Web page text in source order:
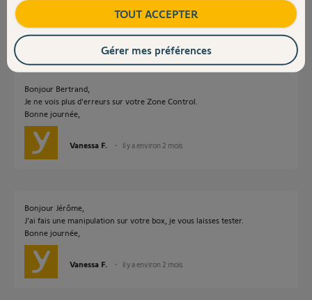
Jérôme D. il y a environ 2 mois
Bonjour Bertrand,
Je ne vois plus d'erreurs sur votre Zone Control.
Bonne journée,
Vanessa F. il y a environ 2 mois
Bonjour Jérôme,
J'ai fais une manipulation sur votre box, je vous laisses tester.
Bonne journée,
Vanessa F. il y a environ 2 mois
TOUT ACCEPTER
Gérer mes préférences